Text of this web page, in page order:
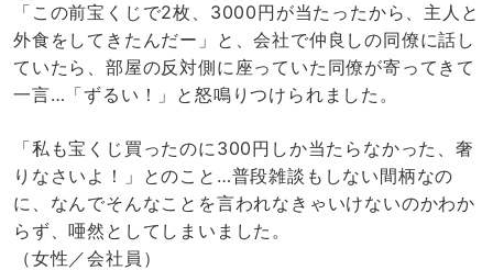
「この前宝くじで2枚、3000円が当たったから、主人と
外食をしてきたんだー」と、会社で仲良しの同僚に話し
ていたら、部屋の反対側に座っていた同僚が寄ってきて
一言…「ずるい！」と怒鳴りつけられました。
「私も宝くじ買ったのに300円しか当たらなかった、奢
りなさいよ！」とのこと…普段雑談もしない間柄なの
に、なんでそんなことを言われなきゃいけないのかわか
らず、唖然としてしまいました。
（女性／会社員）